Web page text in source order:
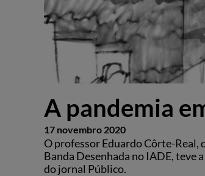
A pandemia
17 novembro 2020
O professor Eduardo Côrte-Real,
Banda Desenhada no IADE, teve
do jornal Público.